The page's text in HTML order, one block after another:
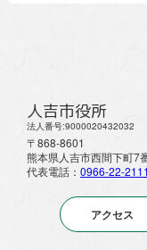
人吉市役所
法人番号:9000020432032
〒868-8601
熊本県人吉市西間下町7
代表電話： 0966-22-2111
アクセス